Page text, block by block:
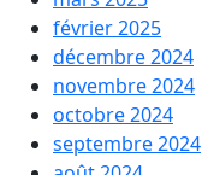
février 2025
décembre 2024
novembre 2024
octobre 2024
septembre 2024